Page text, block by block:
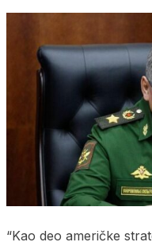
“Kao deo američke